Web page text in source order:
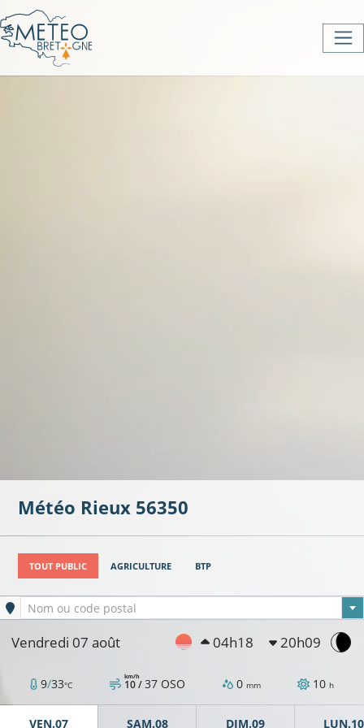
Météo Rieux 56350
TOUT PUBLIC AGRICULTURE BTP
Ville sélectionnée
Nom ou code postal
Vendredi 07 août 04h18 20h09
9/33°C 10 /
km/h 37 OSO 0 mm 10 h
VEN.07 SAM.08 DIM.09 LUN.10